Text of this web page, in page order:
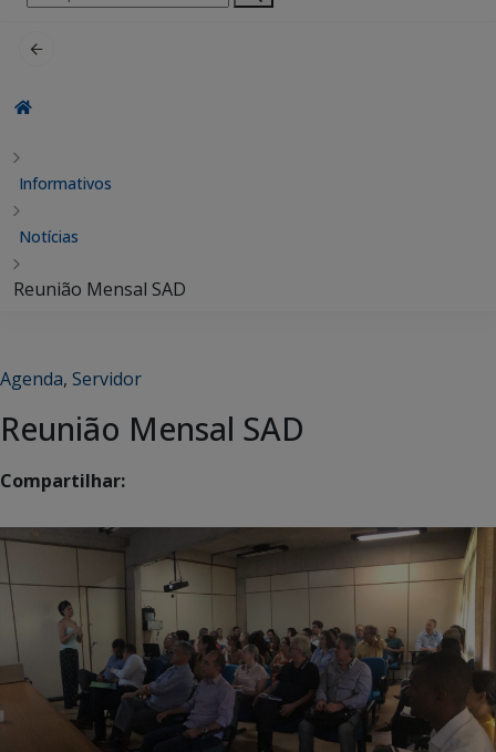
por:
Informativos
Notícias
Reunião Mensal SAD
Agenda, Servidor
Reunião Mensal SAD
Compartilhar: